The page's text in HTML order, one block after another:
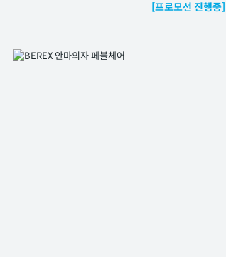
[프로모션 진행중]